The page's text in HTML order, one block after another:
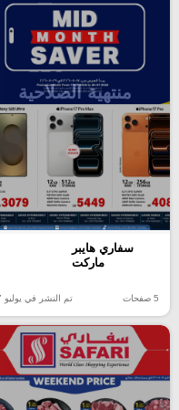
منتهية الصلاحية
سفاري هايبر
ماركت
5 صفحات تم النشر في يوليو 17